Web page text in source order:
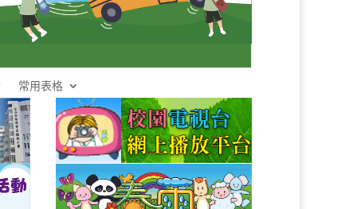
常用表格